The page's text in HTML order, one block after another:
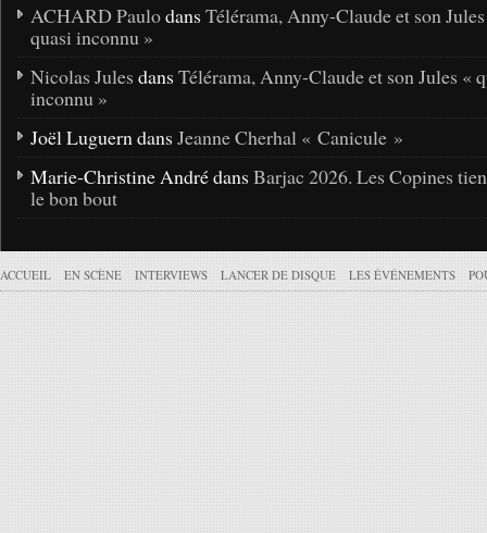
ACHARD Paulodans Télérama, Anny-Claude et son
quasi inconnu »
Nicolas Jules dans Télérama, Anny-Claude et son Jules «
inconnu »
Joël Luguern dans Jeanne Cherhal « Canicule »
Marie-Christine André dans Barjac 2026. Les Copines
le bon bout
ACCUEIL EN SCÈNE INTERVIEWS LANCER DE DISQUE LES ÉVÉNEMENTS